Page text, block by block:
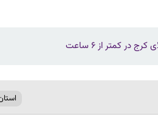
در کمتر از ۶ ساعت